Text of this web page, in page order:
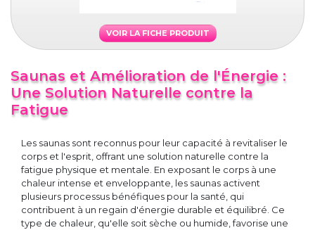
VOIR LA FICHE PRODUIT
Saunas et Amélioration de l'Énergie :
Une Solution Naturelle contre la
Fatigue
Les saunas sont reconnus pour leur capacité à revitaliser le
corps et l'esprit, offrant une solution naturelle contre la
fatigue physique et mentale. En exposant le corps à une
chaleur intense et enveloppante, les saunas activent
plusieurs processus bénéfiques pour la santé, qui
contribuent à un regain d'énergie durable et équilibré. Ce
type de chaleur, qu'elle soit sèche ou humide, favorise une